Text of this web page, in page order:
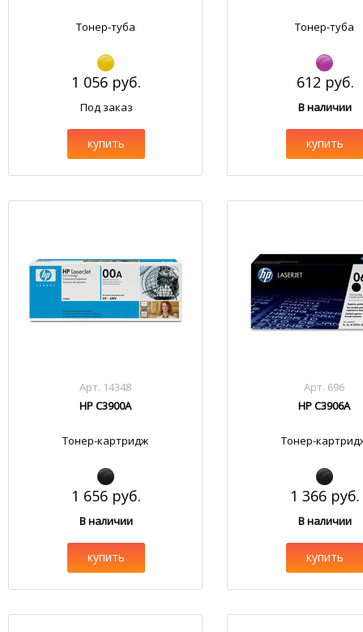
Тонер-туба
1 056 руб.
Под заказ
купить
Тонер-туба
612 руб.
В наличии
купить
Арт. 14348
HP C3900A
Тонер-картридж
1 656 руб.
В наличии
купить
Арт. 696
HP C3906A
Тонер-
1 366 руб.
В наличии
купить